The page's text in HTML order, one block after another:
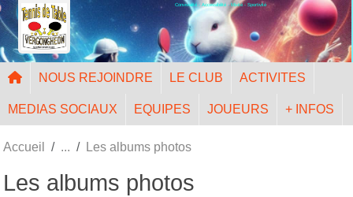
Convivialité - Accessibilité - Mixité - Sportivité
NOUS REJOINDRE LE CLUB ACTIVITES
MEDIAS SOCIAUX EQUIPES JOUEURS + INFOS
Accueil Les albums photos
Les albums photos
Panneau de gestion des cookies